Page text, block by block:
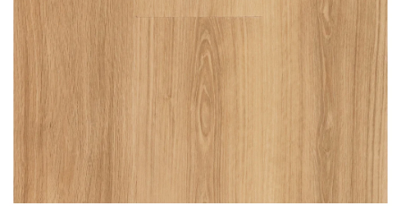
KLIKY & KOVÁNÍ
REALIZACE O nás
Vrácení, výměna zboží
Obchodní podmínky
Posuzování Jakosti
FAQ